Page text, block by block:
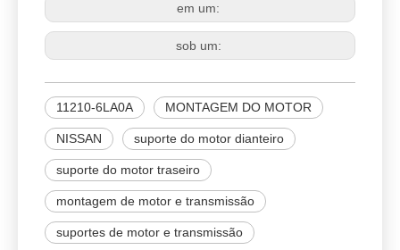
em um:
sob um:
11210-6LA0A MONTAGEM DO MOTOR
NISSAN suporte do motor dianteiro
suporte do motor traseiro
montagem de motor e transmissão
suportes de motor e transmissão